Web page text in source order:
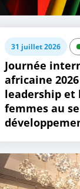
31 juillet 2026
Journée
africaine
leadership et
femmes au